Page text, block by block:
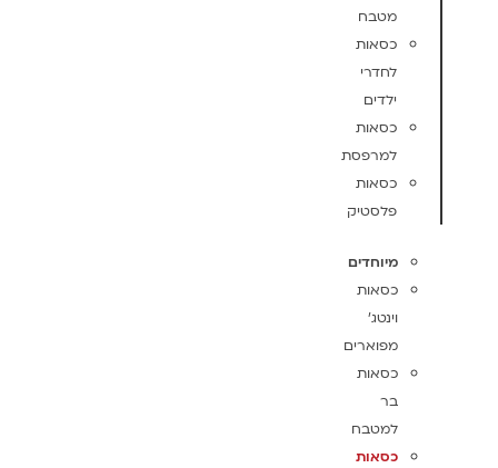
מטבח
כסאות
לחדרי
ילדים
כסאות
למרפסת
כסאות
פלסטיק
מיוחדים
כסאות
וינטג'
מפוארים
כסאות
בר
למטבח
כסאות